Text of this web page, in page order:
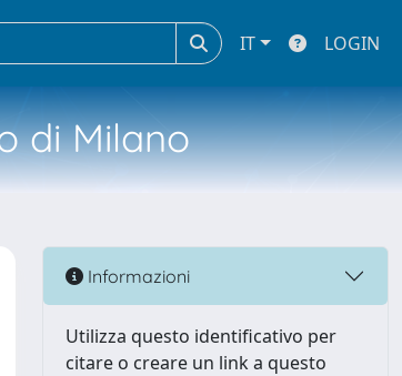
IT LOGIN
di Milano
Informazioni
Utilizza questo identificativo per
citare o creare un link a questo